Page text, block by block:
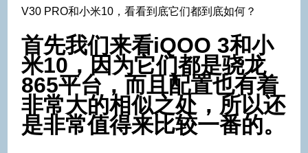
V30 PRO和小米10，看看到底它们都到底如何？
首先我们来看iQOO 3和小
米10，因为它们都是骁龙
865平台，而且配置也有着
非常大的相似之处，所以还
是非常值得来比较一番的。